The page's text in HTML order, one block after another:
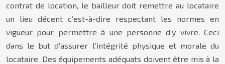
contrat de location, le bailleur doit remettre au locataire
un lieu décent c’est-à-dire respectant les normes en
vigueur pour permettre à une personne d’y vivre. Ceci
dans le but d’assurer l’intégrité physique et morale du
locataire. Des équipements adéquats doivent être mis à la